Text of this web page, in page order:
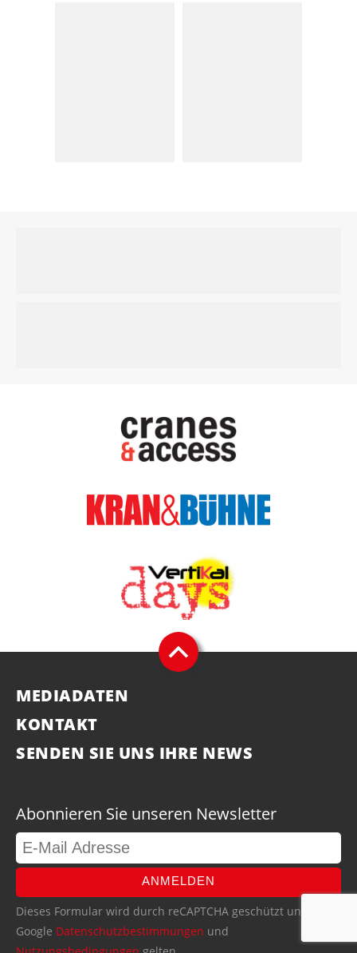
MEDIADATEN
KONTAKT
SENDEN SIE UNS IHRE NEWS
Abonnieren Sie unseren Newsletter
ANMELDEN
Dieses Formular wird durch reCAPTCHA geschützt und die
Google Datenschutzbestimmungen und